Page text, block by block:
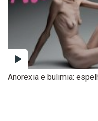
Anorexia e bulimia: